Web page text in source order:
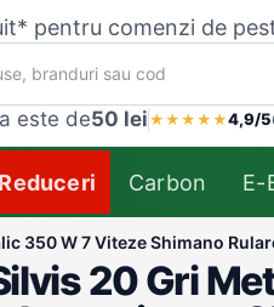
pentru comenzi de
este de50 lei ★ ★ ★ ★ ★4,9/5
Reduceri Carbon E-
350 W 7 Viteze Shimano
20 Gri